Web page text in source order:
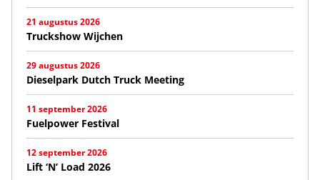
21 augustus 2026
Truckshow Wijchen
29 augustus 2026
Dieselpark Dutch Truck Meeting
11 september 2026
Fuelpower Festival
12 september 2026
Lift ‘N’ Load 2026